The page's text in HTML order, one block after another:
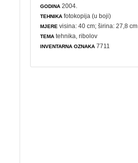
GODINA 2004.
TEHNIKA fotokopija (u boji)
MJERE visina: 40 cm; širina: 27,8 cm
TEMA tehnika ,ribolov
INVENTARNA OZNAKA 7711